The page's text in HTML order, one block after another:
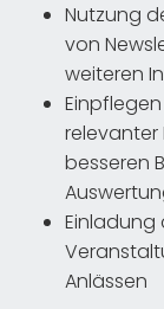
Nutzung
von
weiteren
relevanter
besseren
Einladung
Anlässen